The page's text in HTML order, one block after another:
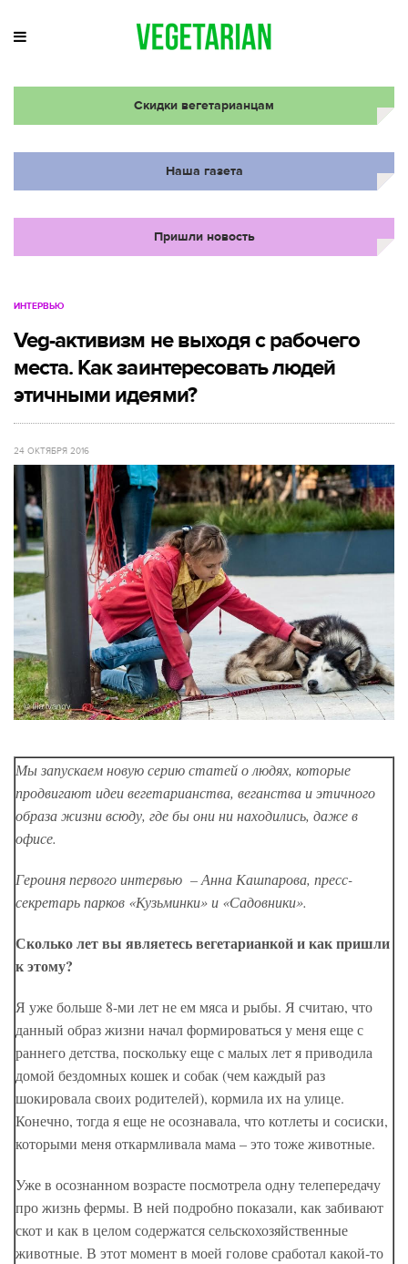
Скидки вегетарианцам
Наша газета
Пришли новость
ИНТЕРВЬЮ
Veg-активизм не выходя с рабочего
места. Как заинтересовать людей
этичными идеями?
24 ОКТЯБРЯ 2016
Мы запускаем новую серию статей о людях, которые
продвигают идеи вегетарианства, веганства и этичного
образа жизни всюду, где бы они ни находились, даже в
офисе.
Героиня первого интервью – Анна Кашпарова, пресс-
секретарь парков «Кузьминки» и «Садовники».
Сколько лет вы являетесь вегетарианкой и как пришли
к этому?
Я уже больше 8-ми лет не ем мяса и рыбы. Я считаю, что
данный образ жизни начал формироваться у меня еще с
раннего детства, поскольку еще с малых лет я приводила
домой бездомных кошек и собак (чем каждый раз
шокировала своих родителей), кормила их на улице.
Конечно, тогда я еще не осознавала, что котлеты и сосиски,
которыми меня откармливала мама – это тоже животные.
Уже в осознанном возрасте посмотрела одну телепередачу
про жизнь фермы. В ней подробно показали, как забивают
скот и как в целом содержатся сельскохозяйственные
животные. В этот момент в моей голове сработал какой-то